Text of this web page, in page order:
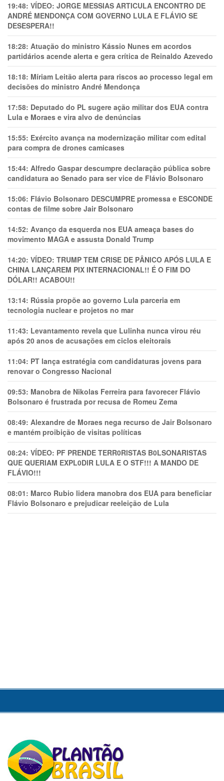
19:48: VÍDEO: JORGE MESSIAS ARTICULA ENCONTRO DE
ANDRÉ MENDONÇA COM GOVERNO LULA E FLÁVIO SE
DESESPERA!!
18:28: Atuação do ministro Kássio Nunes em acordos
partidários acende alerta e gera crítica de Reinaldo Azevedo
18:18: Míriam Leitão alerta para riscos ao processo legal em
decisões do ministro André Mendonça
17:58: Deputado do PL sugere ação militar dos EUA contra
Lula e Moraes e vira alvo de denúncias
15:55: Exército avança na modernização militar com edital
para compra de drones camicases
15:44: Alfredo Gaspar descumpre declaração pública sobre
candidatura ao Senado para ser vice de Flávio Bolsonaro
15:06: Flávio Bolsonaro DESCUMPRE promessa e ESCONDE
contas de filme sobre Jair Bolsonaro
14:52: Avanço da esquerda nos EUA ameaça bases do
movimento MAGA e assusta Donald Trump
14:20: VÍDEO: TRUMP TEM CRlSE DE PÂNlCO APÓS LULA E
CHINA LANÇAREM PIX INTERNACIONAL!! É O FIM DO
DÓLAR!! ACABOU!!
13:14: Rússia propõe ao governo Lula parceria em
tecnologia nuclear e projetos no mar
11:43: Levantamento revela que Lulinha nunca virou réu
após 20 anos de acusações em ciclos eleitorais
11:04: PT lança estratégia com candidaturas jovens para
renovar o Congresso Nacional
09:53: Manobra de Nikolas Ferreira para favorecer Flávio
Bolsonaro é frustrada por recusa de Romeu Zema
08:49: Alexandre de Moraes nega recurso de Jair Bolsonaro
e mantém proibição de visitas políticas
08:24: VÍDEO: PF PRENDE TERR0RlSTAS B0LSONARlSTAS
QUE QUERIAM EXPL0DlR LULA E O STF!!! A MANDO DE
FLÁVIO!!!
08:01: Marco Rubio lidera manobra dos EUA para beneficiar
Flávio Bolsonaro e prejudicar reeleição de Lula